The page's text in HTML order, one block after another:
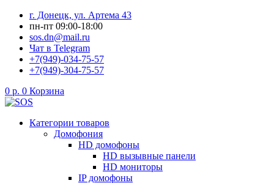
Перейти
содержимому
г. Донецк, ул. Артема 43
пн-пт 09:00-18:00
sos.dn@mail.ru
Чат в Telegram
+7(949)-034-75-57
+7(949)-304-75-57
0 р. 0 Корзина
Категории товаров
Домофония
HD домофоны
HD вызывные панели
HD мониторы
IP домофоны